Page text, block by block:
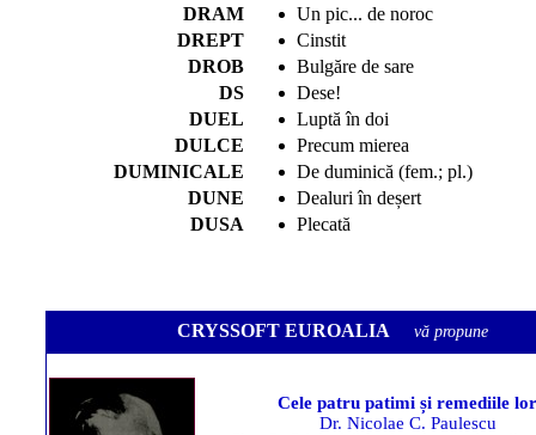
DRAM
Un pic... de noroc
DREPT
Cinstit
DROB
Bulgăre de sare
DS
Dese!
DUEL
Luptă în doi
DULCE
Precum mierea
DUMINICALE
De duminică (fem.; pl.)
DUNE
Dealuri în deșert
DUSA
Plecată